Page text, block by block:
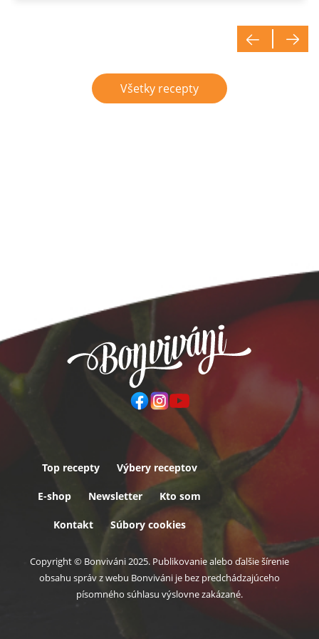
Všetky recepty
Top recepty Výbery receptov
E-shop Newsletter Kto som
Kontakt Súbory cookies
Copyright © Bonviváni 2025. Publikovanie alebo ďalšie šírenie
obsahu správ z webu Bonviváni je bez predchádzajúceho
písomného súhlasu výslovne zakázané.